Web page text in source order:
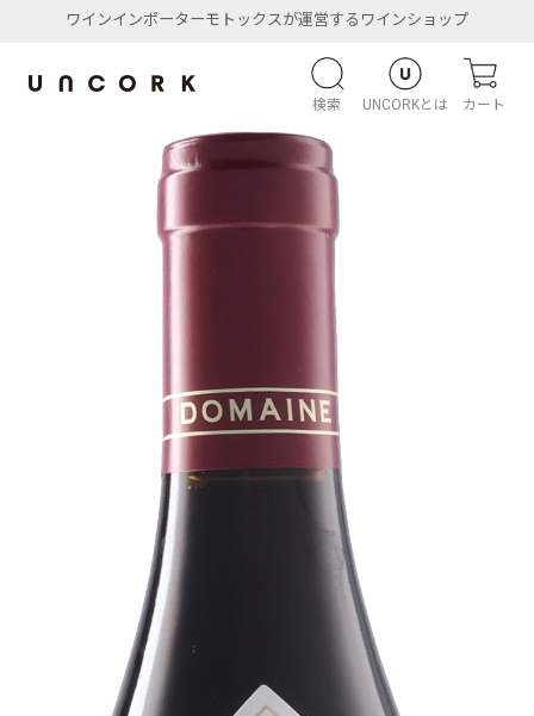
ワインインポーターモトックスが運営するワインショップ
検索 UNCORKとは カート